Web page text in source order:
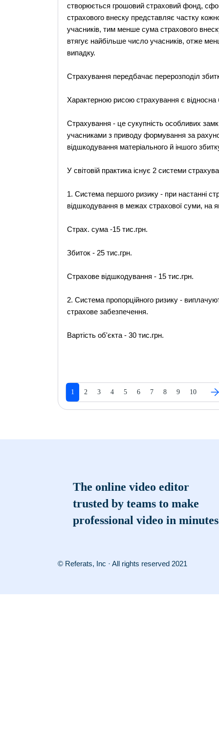
створюється грошовий страховий фонд,
страхового внеску представляє частку
учасників, тим менше сума страхового
втягує найбільше число учасників, отже
випадку.
Страхування передбачає перерозподіл
Характерною рисою страхування є відносна
Страхування - це сукупність особливих
учасниками з приводу формування за
відшкодування матеріального й іншого
У світовій практика існує 2 системи
1. Система першого ризику - при настанні
відшкодування в межах страхової суми, на
Страх. сума -15 тис.грн.
Збиток - 25 тис.грн.
Страхове відшкодування - 15 тис.грн.
2. Система пропорційного ризику -
страхове забезпечення.
Вартість об'єкта - 30 тис.грн.
1 2 3 4 5 6 7 8 9 10
The online video editor
trusted by teams to make
professional video in minutes
© Referats, Inc · All rights reserved 2021